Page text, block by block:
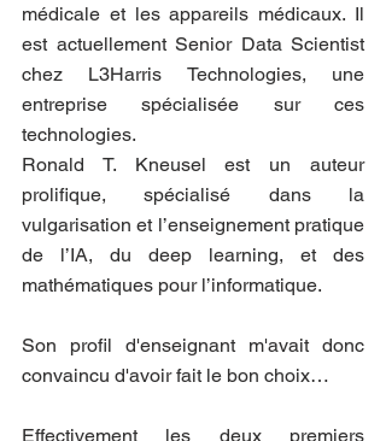
médicale et les appareils médicaux. Il
est actuellement Senior Data Scientist
chez L3Harris Technologies, une
entreprise spécialisée sur ces
technologies.
Ronald T. Kneusel est un auteur
prolifique, spécialisé dans la
vulgarisation et l’enseignement pratique
de l’IA, du deep learning, et des
mathématiques pour l’informatique.
Son profil d'enseignant m'avait donc
convaincu d'avoir fait le bon choix…
Effectivement les deux premiers